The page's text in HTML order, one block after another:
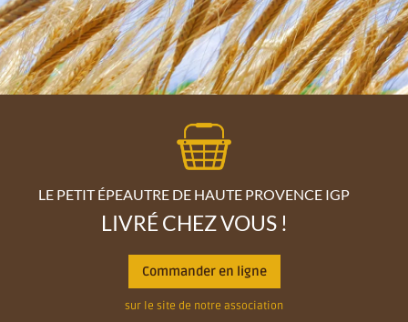
LE PETIT ÉPEAUTRE DE HAUTE PROVENCE IGP
LIVRÉ CHEZ VOUS !
Commander en ligne
sur le site de notre association